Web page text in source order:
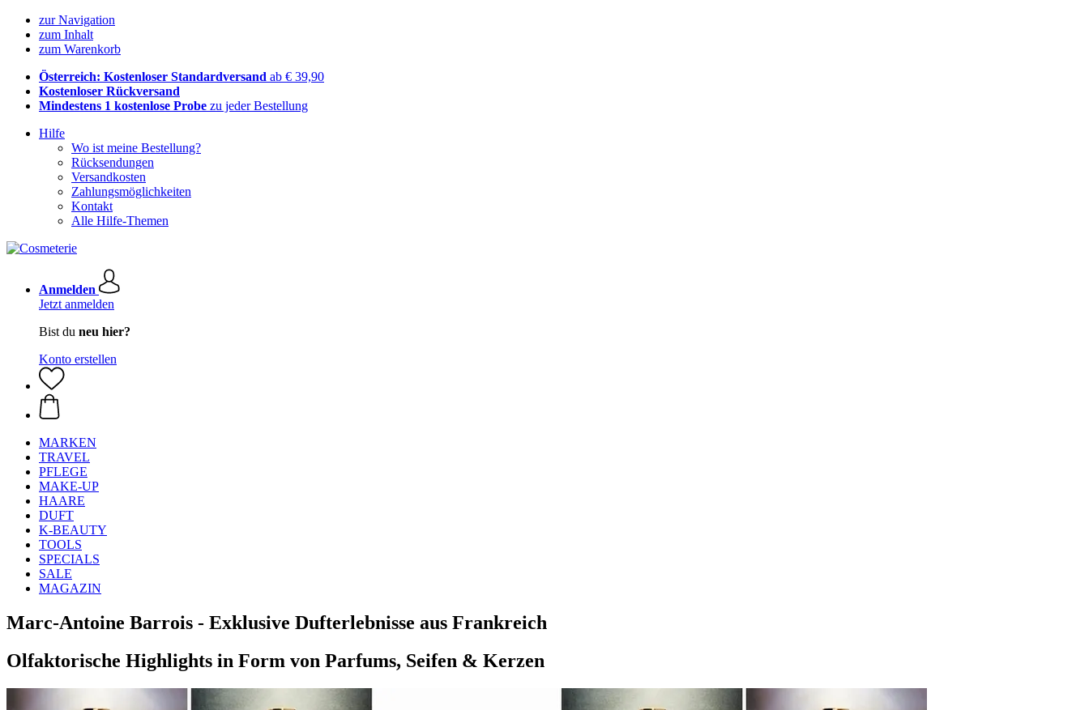
zur Navigation
zum Inhalt
zum Warenkorb
Österreich: Kostenloser Standardversand ab € 39,90
Kostenloser Rückversand
Mindestens 1 kostenlose Probe zu jeder Bestellung
Hilfe
Wo ist meine Bestellung?
Rücksendungen
Versandkosten
Zahlungsmöglichkeiten
Kontakt
Alle Hilfe-Themen
Anmelden
Jetzt anmelden
Bist du neu hier?
Konto erstellen
MARKEN
TRAVEL
PFLEGE
MAKE-UP
HAARE
DUFT
K-BEAUTY
TOOLS
SPECIALS
SALE
MAGAZIN
Marc-Antoine Barrois - Exklusive Dufterlebnisse aus Frankreich
Olfaktorische Highlights in Form von Parfums, Seifen & Kerzen